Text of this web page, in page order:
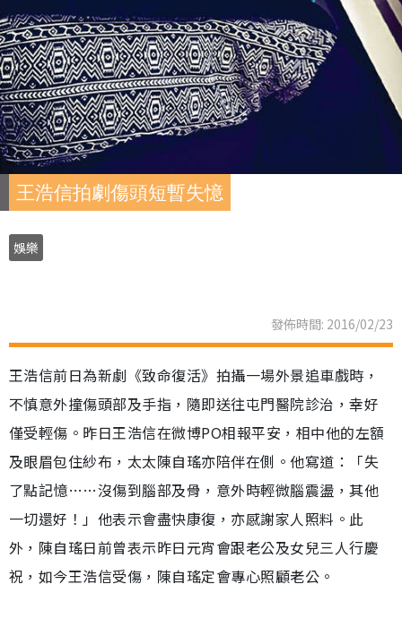
王浩信拍劇傷頭短暫失憶
娛樂
發佈時間: 2016/02/23
王浩信前日為新劇《致命復活》拍攝一場外景追車戲時，
不慎意外撞傷頭部及手指，隨即送往屯門醫院診治，幸好
僅受輕傷。昨日王浩信在微博PO相報平安，相中他的左額
及眼眉包住紗布，太太陳自瑤亦陪伴在側。他寫道：「失
了點記憶……沒傷到腦部及骨，意外時輕微腦震盪，其他
一切還好！」他表示會盡快康復，亦感謝家人照料。此
外，陳自瑤日前曾表示昨日元宵會跟老公及女兒三人行慶
祝，如今王浩信受傷，陳自瑤定會專心照顧老公。